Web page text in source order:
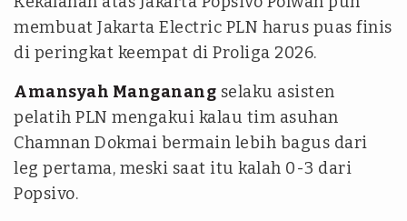
membuat Jakarta Electric PLN harus puas finis
di peringkat keempat di Proliga 2026.
Amansyah Manganang selaku asisten
pelatih PLN mengakui kalau tim asuhan
Chamnan Dokmai bermain lebih bagus dari
leg pertama, meski saat itu kalah 0-3 dari
Popsivo.